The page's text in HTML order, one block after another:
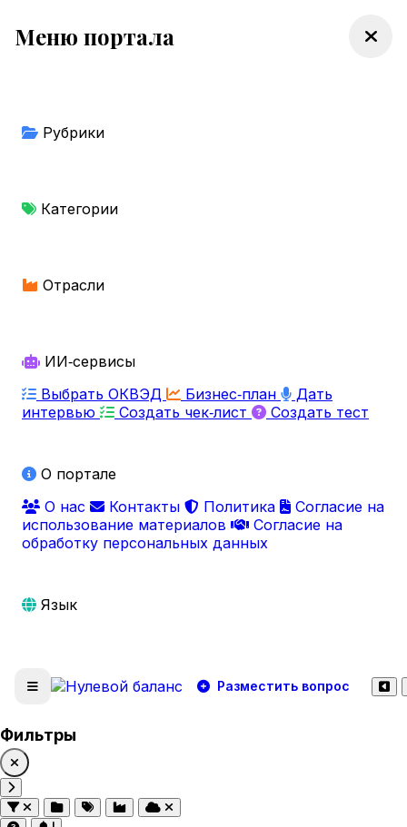
Меню портала
Рубрики
Категории
Отрасли
ИИ‑сервисы
Выбрать ОКВЭД
Бизнес‑план
Дать
интервью
Создать чек‑лист Создать тест
О портале
О нас
Контакты Политика
Согласие на
использование материалов
Согласие на
обработку персональных данных
Язык
Разместить вопрос
Фильтры